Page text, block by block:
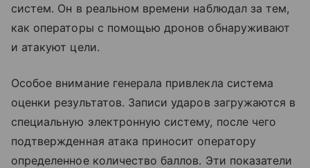
систем. Он в реальном времени наблюдал за тем,
как операторы с помощью дронов обнаруживают
и атакуют цели.
Особое внимание генерала привлекла система
оценки результатов. Записи ударов загружаются в
специальную электронную систему, после чего
подтвержденная атака приносит оператору
определенное количество баллов. Эти показатели